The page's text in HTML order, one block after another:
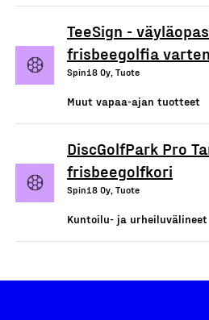
TeeSign -
frisbeegolfia varten
Spin18 Oy, Tuote
Muut vapaa-ajan tuotteet
DiscGolfPark Pro
frisbeegolfkori
Spin18 Oy, Tuote
Kuntoilu- ja urheiluvälineet